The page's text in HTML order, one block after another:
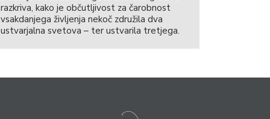
razkriva, kako je občutljivost za čarobnost
vsakdanjega življenja nekoč združila dva
ustvarjalna svetova – ter ustvarila tretjega.